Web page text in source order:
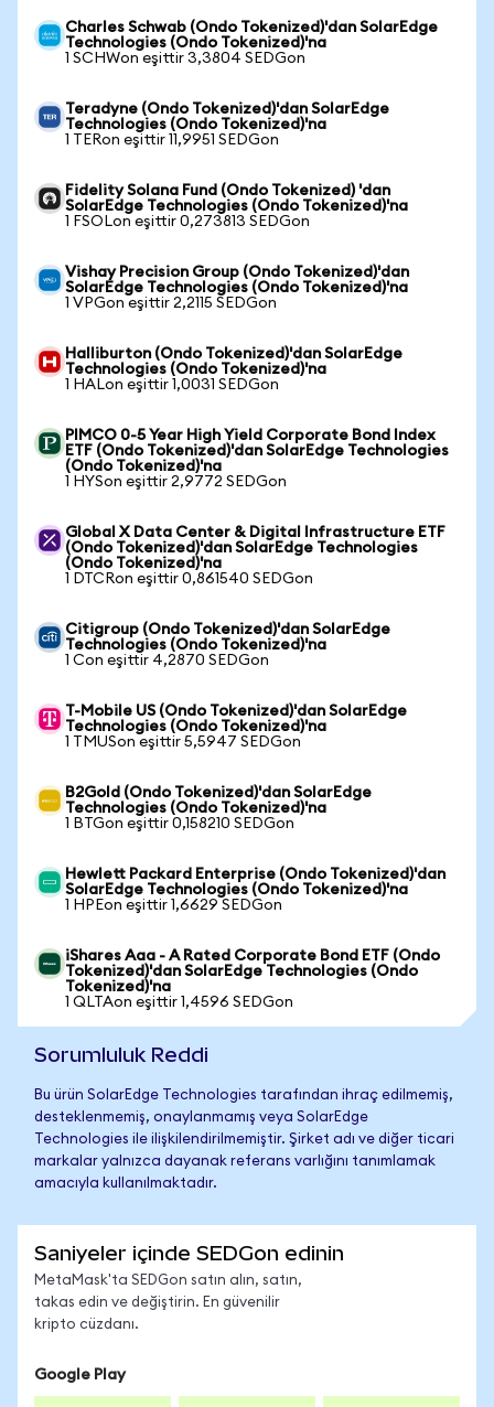
Charles Schwab (Ondo Tokenized)'dan SolarEdge
Technologies (Ondo Tokenized)'na
1 SCHWon eşittir 3,3804 SEDGon
Teradyne (Ondo Tokenized)'dan SolarEdge
Technologies (Ondo Tokenized)'na
1 TERon eşittir 11,9951 SEDGon
Fidelity Solana Fund (Ondo Tokenized) 'dan
SolarEdge Technologies (Ondo Tokenized)'na
1 FSOLon eşittir 0,273813 SEDGon
Vishay Precision Group (Ondo Tokenized)'dan
SolarEdge Technologies (Ondo Tokenized)'na
1 VPGon eşittir 2,2115 SEDGon
Halliburton (Ondo Tokenized)'dan SolarEdge
Technologies (Ondo Tokenized)'na
1 HALon eşittir 1,0031 SEDGon
PIMCO 0-5 Year High Yield Corporate Bond Index
ETF (Ondo Tokenized)'dan SolarEdge Technologies
(Ondo Tokenized)'na
1 HYSon eşittir 2,9772 SEDGon
Global X Data Center & Digital Infrastructure ETF
(Ondo Tokenized)'dan SolarEdge Technologies
(Ondo Tokenized)'na
1 DTCRon eşittir 0,861540 SEDGon
Citigroup (Ondo Tokenized)'dan SolarEdge
Technologies (Ondo Tokenized)'na
1 Con eşittir 4,2870 SEDGon
T-Mobile US (Ondo Tokenized)'dan SolarEdge
Technologies (Ondo Tokenized)'na
1 TMUSon eşittir 5,5947 SEDGon
B2Gold (Ondo Tokenized)'dan SolarEdge
Technologies (Ondo Tokenized)'na
1 BTGon eşittir 0,158210 SEDGon
Hewlett Packard Enterprise (Ondo Tokenized)'dan
SolarEdge Technologies (Ondo Tokenized)'na
1 HPEon eşittir 1,6629 SEDGon
iShares Aaa - A Rated Corporate Bond ETF (Ondo
Tokenized)'dan SolarEdge Technologies (Ondo
Tokenized)'na
1 QLTAon eşittir 1,4596 SEDGon
Sorumluluk Reddi
Bu ürün SolarEdge Technologies tarafından ihraç edilmemiş,
desteklenmemiş, onaylanmamış veya SolarEdge
Technologies ile ilişkilendirilmemiştir. Şirket adı ve diğer ticari
markalar yalnızca dayanak referans varlığını tanımlamak
amacıyla kullanılmaktadır.
Saniyeler içinde SEDGon edinin
MetaMask'ta SEDGon satın alın, satın,
takas edin ve değiştirin. En güvenilir
kripto cüzdanı.
Google Play